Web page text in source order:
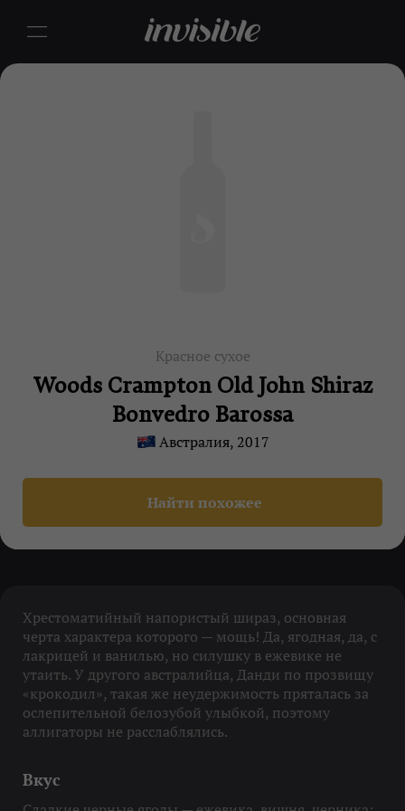
Красное сухое
Woods Crampton Old John Shiraz
Bonvedro Barossa
Австралия, 2017
Найти похожее
Хрестоматийный напористый шираз, основная
черта характера которого — мощь! Да, ягодная, да, с
лакрицей и ванилью, но силушку в ежевике не
утаить. У другого австралийца, Данди по прозвищу
«крокодил», такая же неудержимость пряталась за
ослепительной белозубой улыбкой, поэтому
аллигаторы не расслаблялись.
Вкус